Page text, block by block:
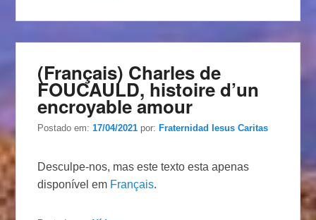
(Français) Charles de
FOUCAULD, histoire d’un
encroyable amour
Postado em:17/04/2021 por: Fraternidad Iesus Caritas
Desculpe-nos, mas este texto esta apenas
disponível em Français.